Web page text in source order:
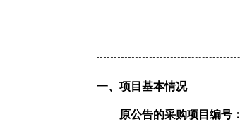
一、项目基本情况
原公告的采购项目编号：